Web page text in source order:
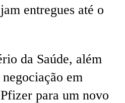
entregues até o
da Saúde, além
negociação em
para um novo